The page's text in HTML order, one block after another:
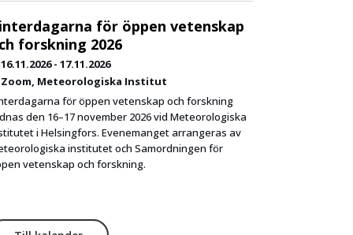
för öppen vetenskap
forskning 2026
16.11.2026- 17.11.2026
Zoom Meteorologiska Institut
för öppen vetenskap och forskning
den 16–17 november 2026 vid Meteorologiska
i Helsingfors. Evenemanget arrangeras av
institutet och Samordningen för
vetenskap och forskning.